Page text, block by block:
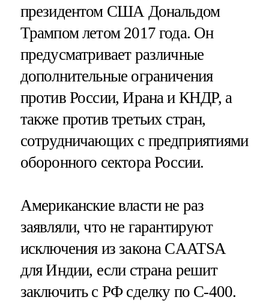
президентом США Дональдом
Трампом летом 2017 года. Он
предусматривает различные
дополнительные ограничения
против России, Ирана и КНДР, а
также против третьих стран,
сотрудничающих с предприятиями
оборонного сектора России.
Американские власти не раз
заявляли, что не гарантируют
исключения из закона CAATSA
для Индии, если страна решит
заключить с РФ сделку по С-400.